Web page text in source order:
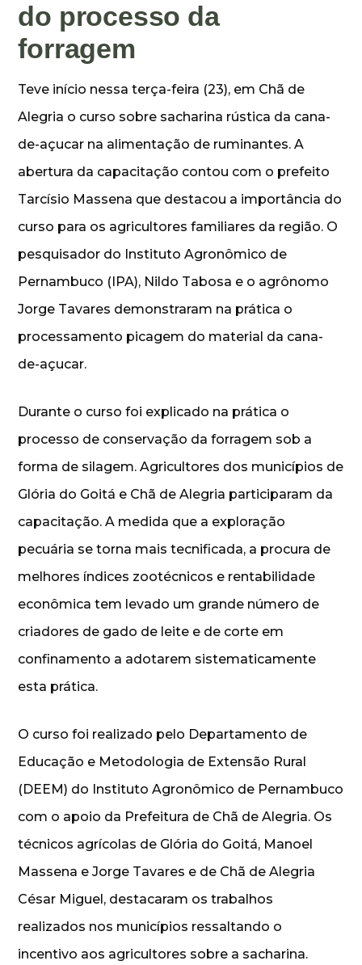
do processo da
forragem
Teve início nessa terça-feira (23), em Chã de
Alegria o curso sobre sacharina rústica da cana-
de-açucar na alimentação de ruminantes. A
abertura da capacitação contou com o prefeito
Tarcísio Massena que destacou a importância do
curso para os agricultores familiares da região. O
pesquisador do Instituto Agronômico de
Pernambuco (IPA), Nildo Tabosa e o agrônomo
Jorge Tavares demonstraram na prática o
processamento picagem do material da cana-
de-açucar.
Durante o curso foi explicado na prática o
processo de conservação da forragem sob a
forma de silagem. Agricultores dos municípios de
Glória do Goitá e Chã de Alegria participaram da
capacitação. A medida que a exploração
pecuária se torna mais tecnificada, a procura de
melhores índices zootécnicos e rentabilidade
econômica tem levado um grande número de
criadores de gado de leite e de corte em
confinamento a adotarem sistematicamente
esta prática.
O curso foi realizado pelo Departamento de
Educação e Metodologia de Extensão Rural
(DEEM) do Instituto Agronômico de Pernambuco
com o apoio da Prefeitura de Chã de Alegria. Os
técnicos agrícolas de Glória do Goitá, Manoel
Massena e Jorge Tavares e de Chã de Alegria
César Miguel, destacaram os trabalhos
realizados nos municípios ressaltando o
incentivo aos agricultores sobre a sacharina.